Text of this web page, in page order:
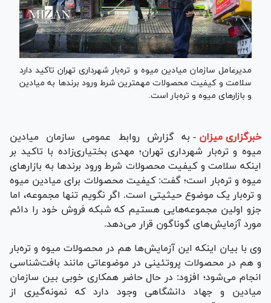
مدیرعامل سازمان میادین میوه و تره‌بار شهرداری تهران تاکید دارد
سلامت و کیفیت محصولات مهمترین شرط ورود برند‌ها به میادین
و بازار‌های میوه و تره‌بار است.
خبرگزاری میزان - به گزارش روابط عمومی سازمان میادین
میوه و تره‌بار شهرداری تهران؛ مهدی بختیاری‌زاده با تاکید بر
اینکه سلامت و کیفیت محصولات شرط ورود برند‌ها به بازار‌های
میوه و تره‌بار است؛ گفت: کیفیت محصولات برای میادین میوه
و تره‌بار یک موضوع حیثیتی است. اگر نگویم تنها مجموعه، اما
جزو اولین مجموعه‌هایی هستیم که شبکه فروش خود را دائم
مورد آزمایش‌های گوناگون قرار می‌دهد.
وی با بیان اینکه این آزمایش‌ها هم در محصولات میوه و تره‌بار
و هم در محصولات پروتئینی در موضوعاتی مانند بافت‌شناسی
انجام می‌شود؛ افزود: در حال حاضر همکاری خوبی بین سازمان
میادین و جهاد دانشگاهی وجود دارد که نمونه‌گیری از